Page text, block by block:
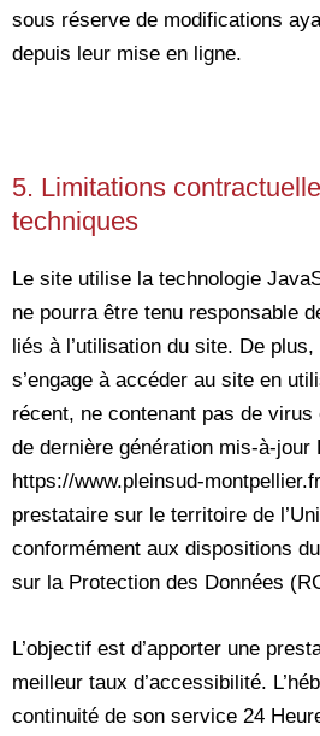
sous réserve de modifications
depuis leur mise en ligne.
5. Limitations
techniques
Le site utilise la technologie
ne pourra être tenu responsable
liés à l’utilisation du site. De
s’engage à accéder au site en
récent, ne contenant pas de
de dernière génération mis-à-jour
https://www.pleinsud-
prestataire sur le territoire de
conformément aux dispositions
sur la Protection des Données
L’objectif est d’apporter une
meilleur taux d’accessibilité.
continuité de son service 24